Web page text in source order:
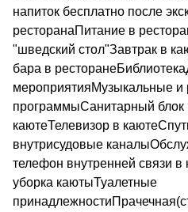
напиток бесплатно после
ресторанаПитание в
"шведский стол"Завтрак в
бара в
мероприятияМузыкальные и
программыСанитарный блок
каютеТелевизор в
внутрисудовые
телефон внутренней связи
уборка каютыТуалетные